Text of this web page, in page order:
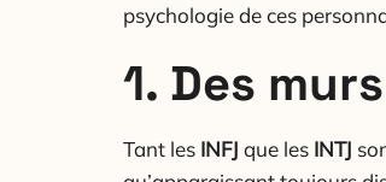
psychologie de ces
1. Des
Tant les INFJ que les INTJ